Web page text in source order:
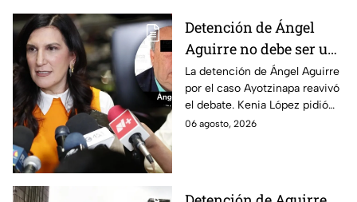
Detención de Ángel
Aguirre no debe ser un
distractor, pide Kenia
López; exige justicia
por caso Ayotzinapa
La detención de Ángel Aguirre
por el caso Ayotzinapa reavivó
el debate. Kenia López pidió
que no sea un distractor
06 agosto, 2026